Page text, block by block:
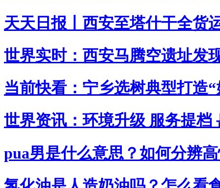
天天日报丨西安至塔什干全货
世界实时：西安马腾空遗址发
当前快看：宁乡选树典型打造
世界资讯：环境升级 服务提
pua男是什么意思？如何分辨